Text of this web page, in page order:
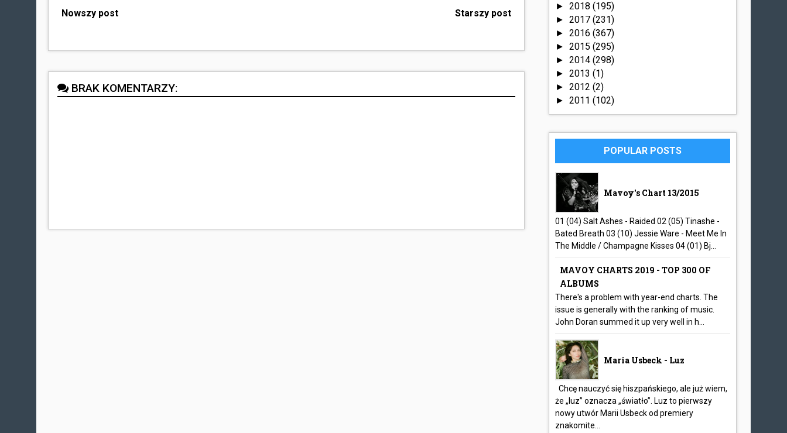
Nowszy post Starszy post
BRAK KOMENTARZY:
►2018(195)
►2017(231)
►2016(367)
►2015(295)
►2014(298)
►2013(1)
►2012(2)
►2011(102)
POPULAR POSTS
Mavoy's Chart 13/2015
01 (04) Salt Ashes - Raided 02 (05) Tinashe -
Bated Breath 03 (10) Jessie Ware - Meet Me In
The Middle / Champagne Kisses 04 (01) Bj...
MAVOY CHARTS 2019 - TOP 300 OF
ALBUMS
There's a problem with year-end charts. The
issue is generally with the ranking of music.
John Doran summed it up very well in h...
Maria Usbeck - Luz
Chcę nauczyć się hiszpańskiego, ale już wiem,
że „luz” oznacza „światło”. Luz to pierwszy
nowy utwór Marii Usbeck od premiery
znakomite...